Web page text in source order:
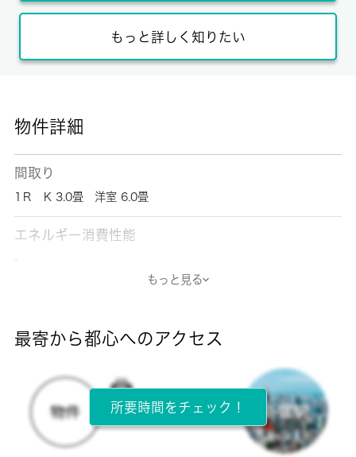
もっと詳しく知りたい
物件詳細
間取り
1Ｒ K 3.0畳 洋室 6.0畳
エネルギー消費性能
-
所在階
1階 / 2階建
もっと見る
最寄から都心へのアクセス
所要時間をチェック！